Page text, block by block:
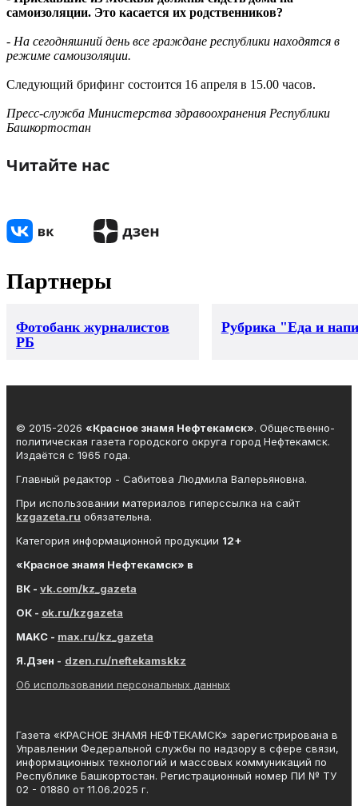
самоизоляции. Это касается их родственников?
- На сегодняшний день все граждане республики находятся в
режиме самоизоляции.
Следующий брифинг состоится 16 апреля в 15.00 часов.
Пресс-служба Министерства здравоохранения Республики
Башкортостан
Читайте нас
Партнеры
Фотобанк журналистов
РБ
Рубрика "Еда и
© 2015-2026 «Красное знамя Нефтекамск». Общественно-
политическая газета городского округа город Нефтекамск.
Издаётся с 1965 года.
Главный редактор - Сабитова Людмила Валерьяновна.
При использовании материалов гиперссылка на сайт
kzgazeta.ru обязательна.
Категория информационной продукции 12+
«Красное знамя Нефтекамск» в
ВК - vk.com/kz_gazeta
ОК - ok.ru/kzgazeta
MAKC - max.ru/kz_gazeta
Я.Дзен - dzen.ru/neftekamskkz
Об использовании персональных данных
Газета «КРАСНОЕ ЗНАМЯ НЕФТЕКАМСК» зарегистрирована в
Управлении Федеральной службы по надзору в сфере связи,
информационных технологий и массовых коммуникаций по
Республике Башкортостан. Регистрационный номер ПИ № ТУ
02 - 01880 от 11.06.2025 г.